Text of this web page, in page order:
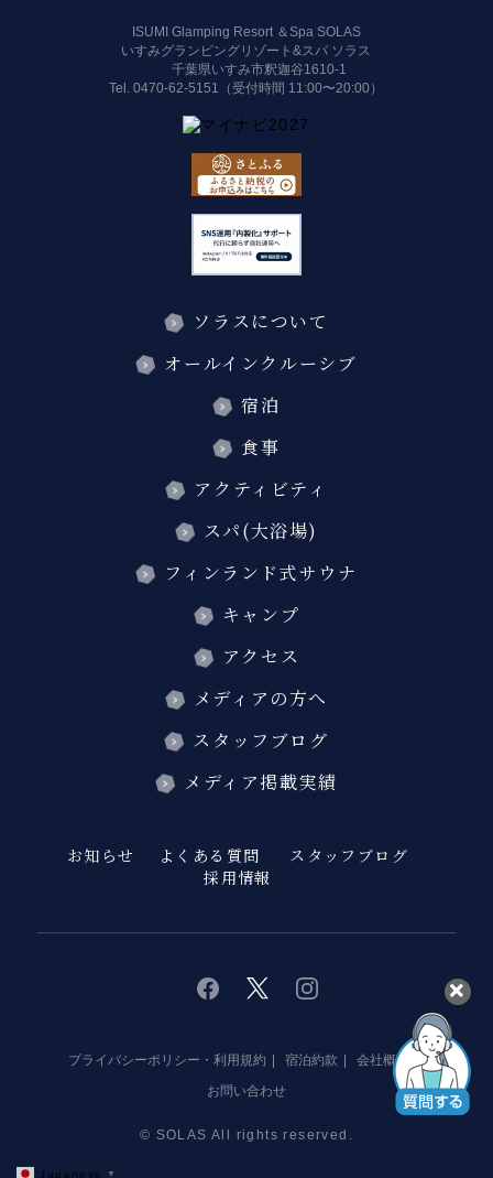
ISUMI Glamping Resort ＆Spa SOLAS
いすみグランピングリゾート&スパ ソラス
千葉県いすみ市釈迦谷1610-1
Tel.0470-62-5151（受付時間 11:00〜20:00）
ソラスについて
オールインクルーシブ
宿泊
食事
アクティビティ
スパ(大浴場)
フィンランド式サウナ
キャンプ
アクセス
メディアの方へ
スタッフブログ
メディア掲載実績
お知らせ よくある質問
スタッフブログ
採用情報
facebooktwitterinstagram
プライバシーポリシー・利用規約 宿泊約款
会社概要
お問い合わせ
© SOLAS All rights reserved.
Japanese ▼